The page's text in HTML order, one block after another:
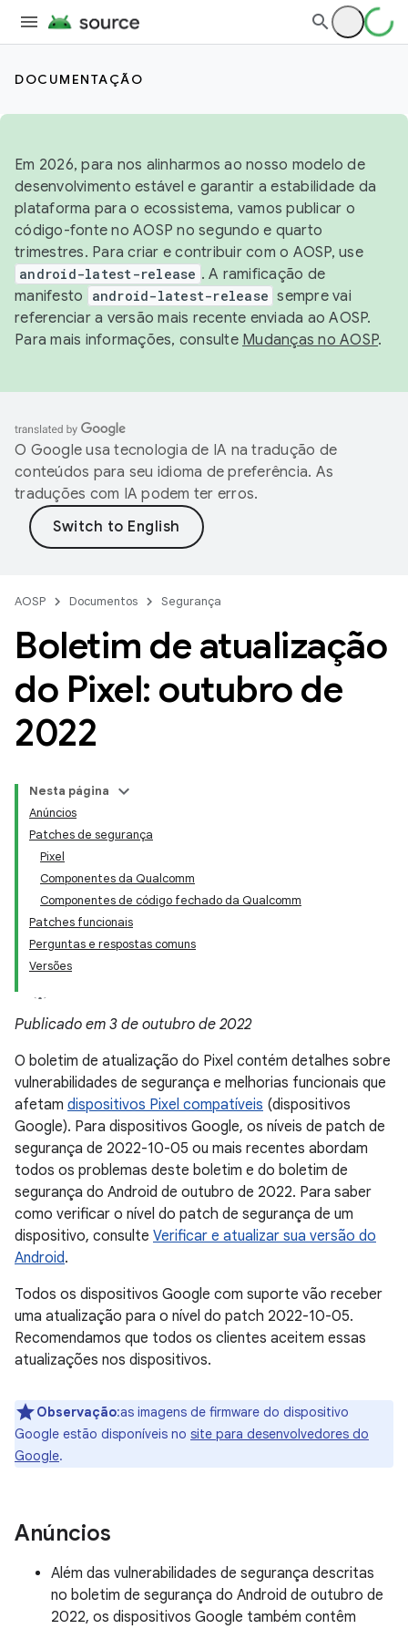
DOCUMENTAÇÃO
Em 2026, para nos alinharmos ao nosso modelo de
desenvolvimento estável e garantir a estabilidade da
plataforma para o ecossistema, vamos publicar o
código-fonte no AOSP no segundo e quarto
trimestres. Para criar e contribuir com o AOSP, use
android-latest-release . A ramificação de
manifesto
android-latest-release sempre vai
referenciar a versão mais recente enviada ao AOSP.
Para mais informações, consulte Mudanças no AOSP.
O Google usa tecnologia de IA na tradução de
conteúdos para seu idioma de preferência. As
traduções com IA podem ter erros.
AOSP Documentos Segurança
Boletim de atualização
do Pixel: outubro de
2022
Nesta página
Anúncios
Patches de segurança
Pixel
Componentes da Qualcomm
Componentes de código fechado da Qualcomm
Patches funcionais
Perguntas e respostas comuns
Versões
Publicado em 3 de outubro de 2022
O boletim de atualização do Pixel contém detalhes sobre
vulnerabilidades de segurança e melhorias funcionais que
afetam dispositivos Pixel compatíveis (dispositivos
Google). Para dispositivos Google, os níveis de patch de
segurança de 2022-10-05 ou mais recentes abordam
todos os problemas deste boletim e do boletim de
segurança do Android de outubro de 2022. Para saber
como verificar o nível do patch de segurança de um
dispositivo, consulte Verificar e atualizar sua versão do
Android.
Todos os dispositivos Google com suporte vão receber
uma atualização para o nível do patch 2022-10-05.
Recomendamos que todos os clientes aceitem essas
atualizações nos dispositivos.
Observação:as imagens de firmware do dispositivo
Google estão disponíveis no site para desenvolvedores do
Google.
Anúncios
Além das vulnerabilidades de segurança descritas
no boletim de segurança do Android de outubro de
2022, os dispositivos Google também contêm